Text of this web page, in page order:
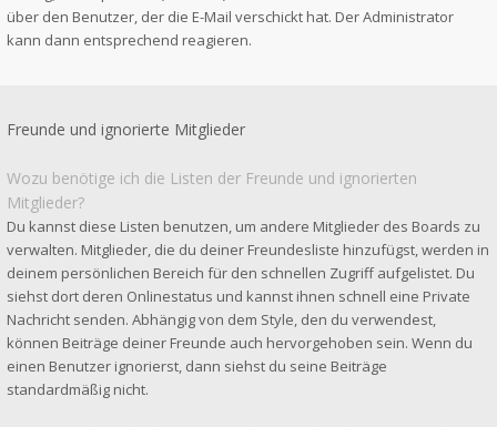
über den Benutzer, der die E-Mail verschickt hat. Der Administrator
kann dann entsprechend reagieren.
Freunde und ignorierte Mitglieder
Wozu benötige ich die Listen der Freunde und ignorierten
Mitglieder?
Du kannst diese Listen benutzen, um andere Mitglieder des Boards zu
verwalten. Mitglieder, die du deiner Freundesliste hinzufügst, werden in
deinem persönlichen Bereich für den schnellen Zugriff aufgelistet. Du
siehst dort deren Onlinestatus und kannst ihnen schnell eine Private
Nachricht senden. Abhängig von dem Style, den du verwendest,
können Beiträge deiner Freunde auch hervorgehoben sein. Wenn du
einen Benutzer ignorierst, dann siehst du seine Beiträge
standardmäßig nicht.